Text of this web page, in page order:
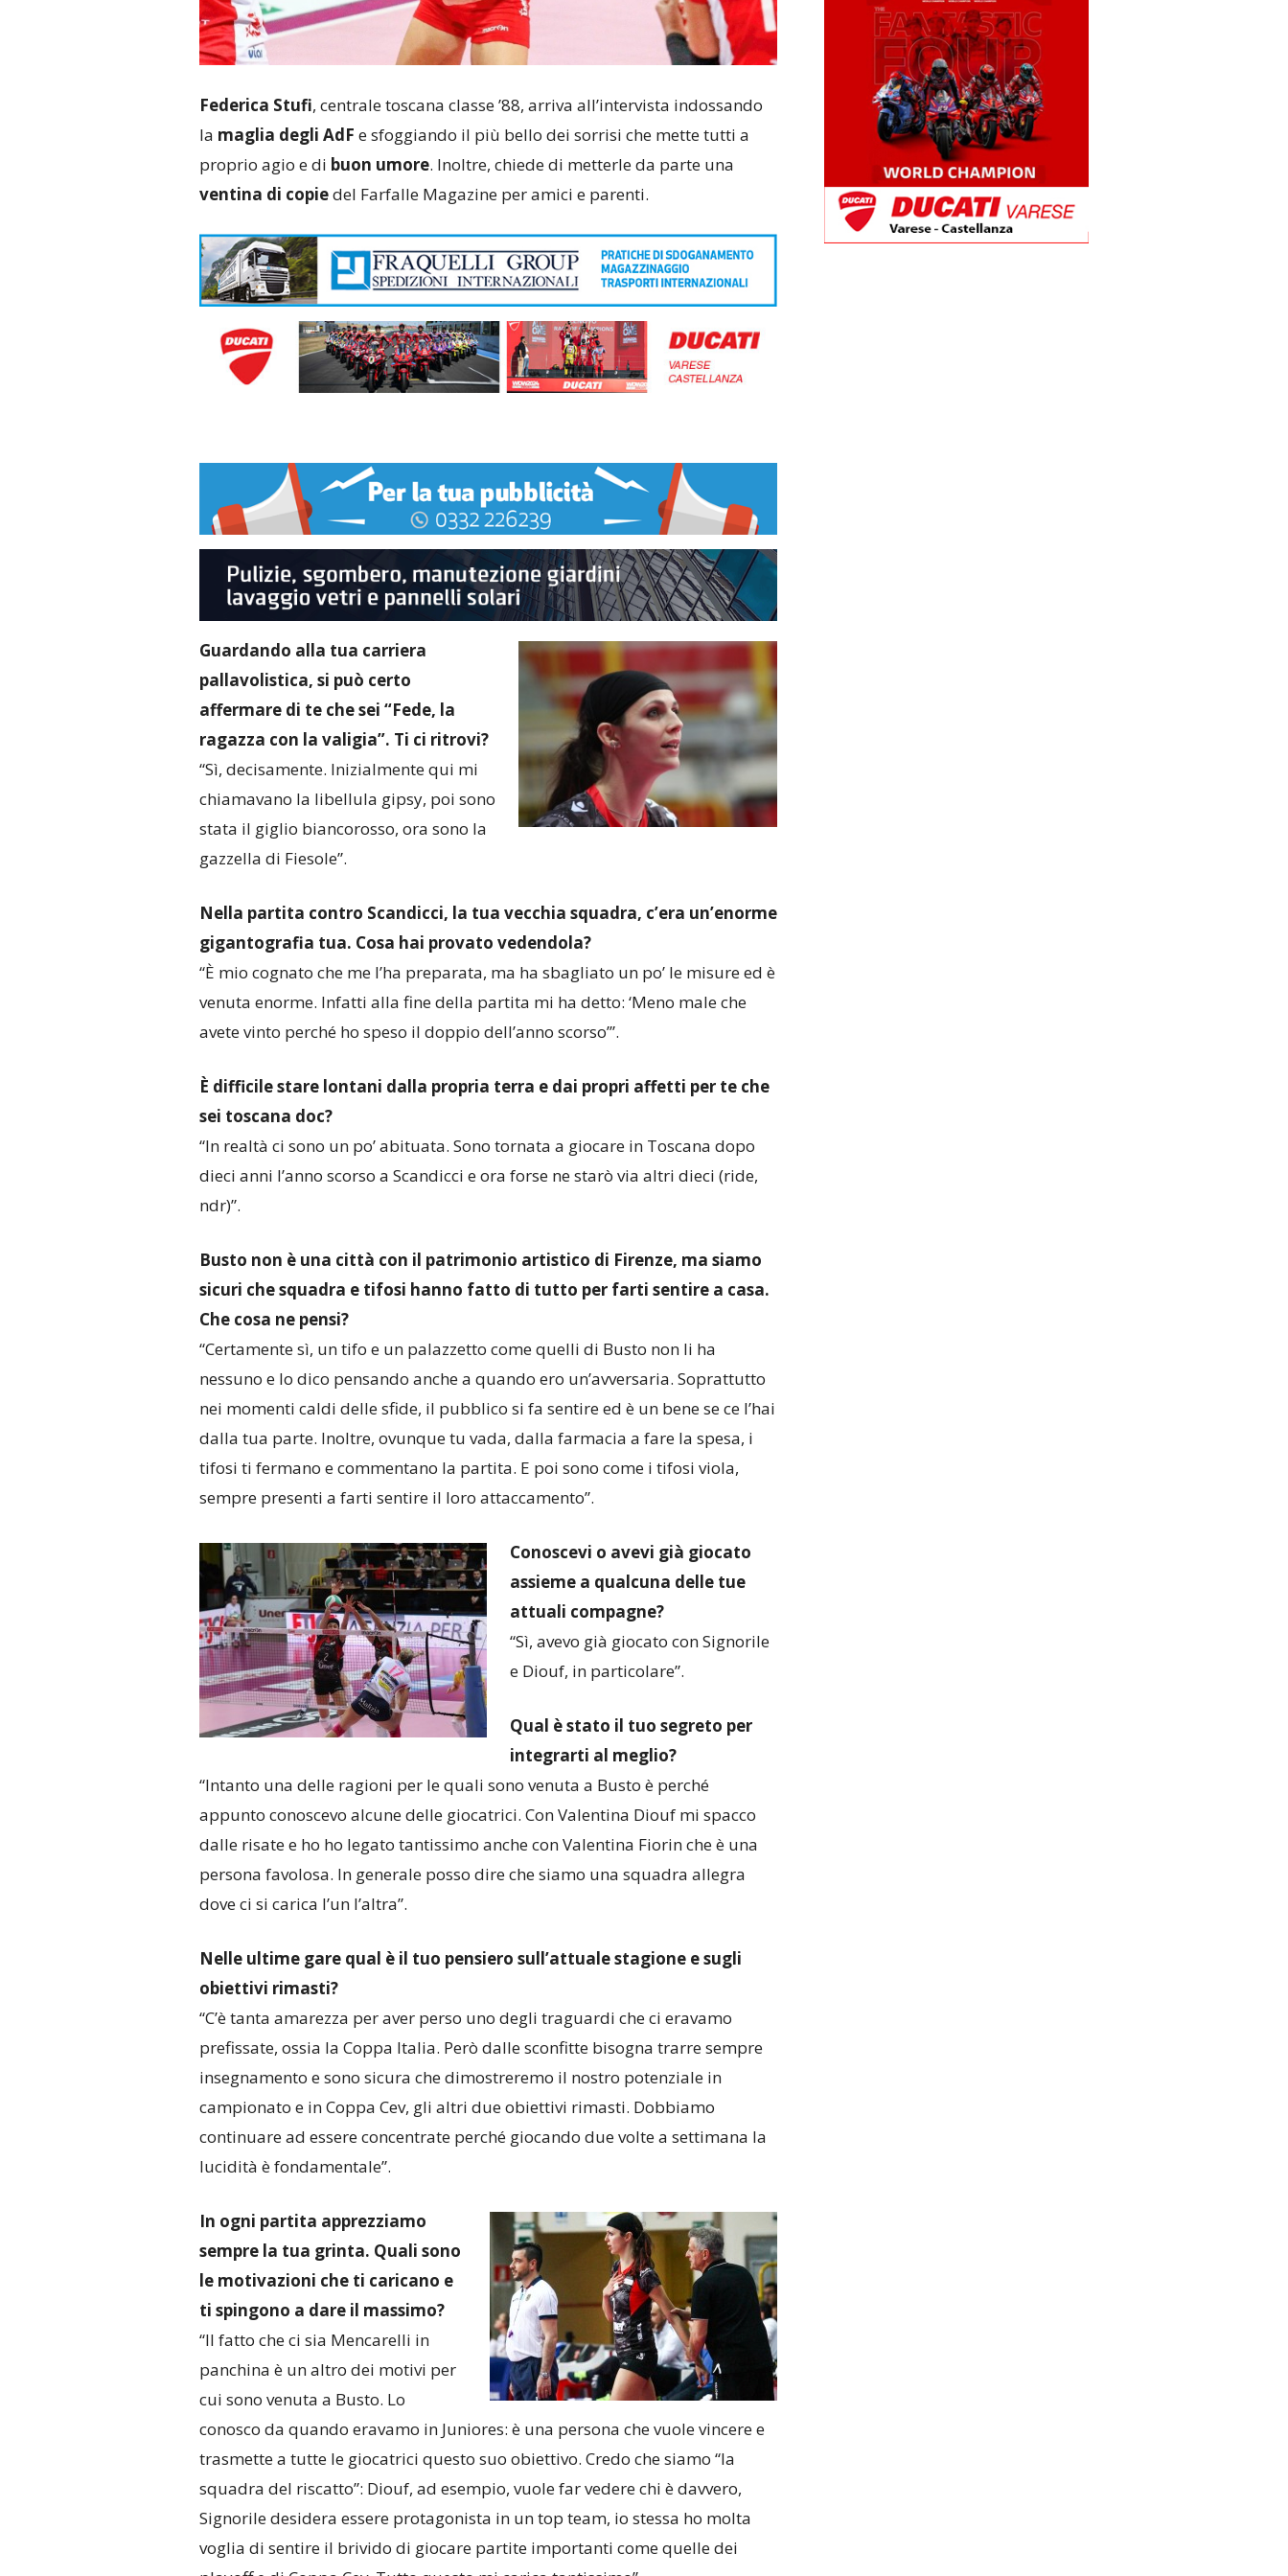
Federica Stufi, centrale toscana classe ’88, arriva all’intervista indossando
la maglia degli AdF e sfoggiando il più bello dei sorrisi che mette tutti a
proprio agio e di buon umore. Inoltre, chiede di metterle da parte una
ventina di copiedel Farfalle Magazine per amici e parenti.
Guardando alla tua carriera
pallavolistica, si può certo
affermare di te che sei “Fede, la
ragazza con la valigia”. Ti ci ritrovi?
“Sì, decisamente. Inizialmente qui mi
chiamavano la libellula gipsy, poi sono
stata il giglio biancorosso, ora sono la
gazzella di Fiesole”.
Nella partita contro Scandicci, la tua vecchia squadra, c’era un’enorme
gigantografia tua. Cosa hai provato vedendola?
“È mio cognato che me l’ha preparata, ma ha sbagliato un po’ le misure ed è
venuta enorme. Infatti alla fine della partita mi ha detto: ‘Meno male che
avete vinto perché ho speso il doppio dell’anno scorso’”.
È difficile stare lontani dalla propria terra e dai propri affetti per te che
sei toscana doc?
“In realtà ci sono un po’ abituata. Sono tornata a giocare in Toscana dopo
dieci anni l’anno scorso a Scandicci e ora forse ne starò via altri dieci (ride,
ndr)”.
Busto non è una città con il patrimonio artistico di Firenze, ma siamo
sicuri che squadra e tifosi hanno fatto di tutto per farti sentire a casa.
Che cosa ne pensi?
“Certamente sì, un tifo e un palazzetto come quelli di Busto non li ha
nessuno e lo dico pensando anche a quando ero un’avversaria. Soprattutto
nei momenti caldi delle sfide, il pubblico si fa sentire ed è un bene se ce l’hai
dalla tua parte. Inoltre, ovunque tu vada, dalla farmacia a fare la spesa, i
tifosi ti fermano e commentano la partita. E poi sono come i tifosi viola,
sempre presenti a farti sentire il loro attaccamento”.
Conoscevi o avevi già giocato
assieme a qualcuna delle tue
attuali compagne?
“Sì, avevo già giocato con Signorile
e Diouf, in particolare”.
Qual è stato il tuo segreto per
integrarti al meglio?
“Intanto una delle ragioni per le quali sono venuta a Busto è perché
appunto conoscevo alcune delle giocatrici. Con Valentina Diouf mi spacco
dalle risate e ho ho legato tantissimo anche con Valentina Fiorin che è una
persona favolosa. In generale posso dire che siamo una squadra allegra
dove ci si carica l’un l’altra”.
Nelle ultime gare qual è il tuo pensiero sull’attuale stagione e sugli
obiettivi rimasti?
“C’è tanta amarezza per aver perso uno degli traguardi che ci eravamo
prefissate, ossia la Coppa Italia. Però dalle sconfitte bisogna trarre sempre
insegnamento e sono sicura che dimostreremo il nostro potenziale in
campionato e in Coppa Cev, gli altri due obiettivi rimasti. Dobbiamo
continuare ad essere concentrate perché giocando due volte a settimana la
lucidità è fondamentale”.
In ogni partita apprezziamo
sempre la tua grinta. Quali sono
le motivazioni che ti caricano e
ti spingono a dare il massimo?
“Il fatto che ci sia Mencarelli in
panchina è un altro dei motivi per
cui sono venuta a Busto. Lo
conosco da quando eravamo in Juniores: è una persona che vuole vincere e
trasmette a tutte le giocatrici questo suo obiettivo. Credo che siamo “la
squadra del riscatto”: Diouf, ad esempio, vuole far vedere chi è davvero,
Signorile desidera essere protagonista in un top team, io stessa ho molta
voglia di sentire il brivido di giocare partite importanti come quelle dei